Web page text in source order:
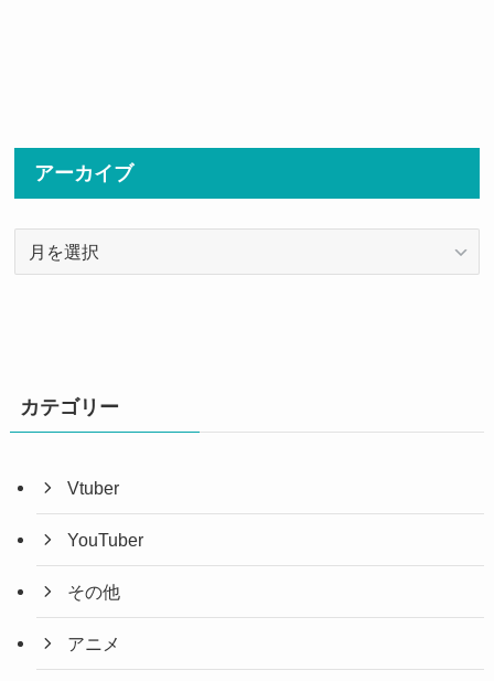
アーカイブ
カテゴリー
Vtuber
YouTuber
その他
アニメ